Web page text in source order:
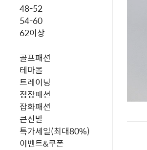
48-52
54-60
62이상
골프패션
테마몰
트레이닝
정장패션
잡화패션
큰신발
특가세일(최대80%)
이벤트&쿠폰